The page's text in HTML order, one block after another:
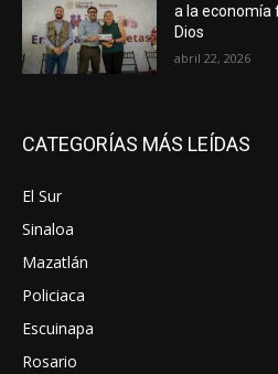
a la economía
Dios
abril 22, 2026
CATEGORÍAS MÁS LEÍDAS
El Sur
Sinaloa
Mazatlán
Policiaca
Escuinapa
Rosario